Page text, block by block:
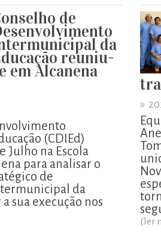
de
da
reuniu-
em Alcanena
(CDIEd)
Julho na Escola
para analisar o
de
da
sua execução nos
»
(ler